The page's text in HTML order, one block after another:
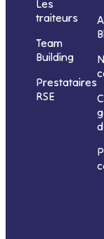
Les
traiteurs
Team
Building
Prestataires
RSE